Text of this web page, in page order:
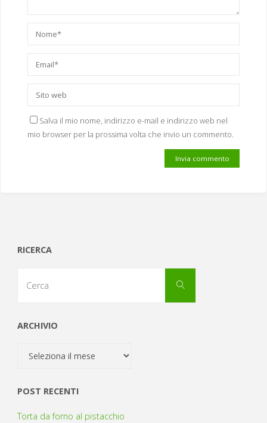
Salva il mio nome, indirizzo e-mail e indirizzo web nel
mio browser per la prossima volta che invio un commento.
RICERCA
Cerca
ARCHIVIO
Archivio
POST RECENTI
Torta da forno al pistacchio